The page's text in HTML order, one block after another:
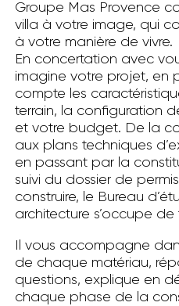
Groupe Mas Provence
villa à votre image, qui
à votre manière de vivre.
En concertation avec
imagine votre projet, en
compte les
terrain, la configuration
et votre budget. De la
aux plans techniques
en passant par la
suivi du dossier de
construire, le Bureau
architecture s’occupe de
Il vous accompagne
de chaque matériau,
questions, explique en
chaque phase de la